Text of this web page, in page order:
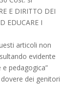
E DIRITTO DEI
EDUCARE I
articoli non
evidente
pedagogica”
dei genitori